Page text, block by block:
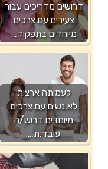
דרושים מדריכים עבור
צעירים עם צרכים
מיוחדים בתפקוד…
לעמותה ארצית
לא.נשים עם צרכים
מיוחדים דרוש/ה
עובד.ת…